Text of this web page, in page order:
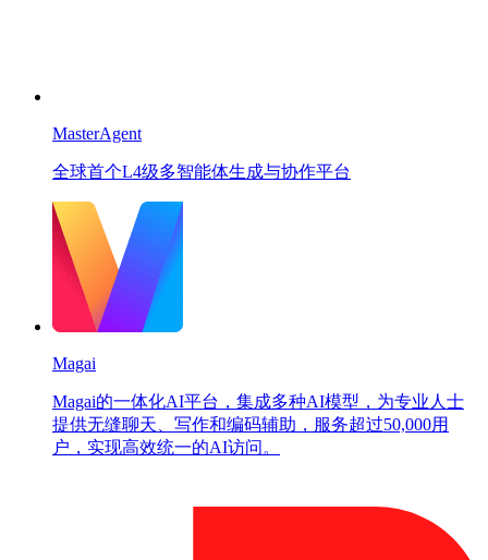
MasterAgent
全球首个L4级多智能体生成与协作平台
Magai
Magai的一体化AI平台，集成多种AI模型，为专业人士
提供无缝聊天、写作和编码辅助，服务超过50,000用
户，实现高效统一的AI访问。